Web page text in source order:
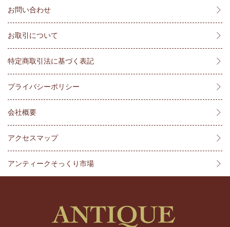
お問い合わせ
お取引について
特定商取引法に基づく表記
プライバシーポリシー
会社概要
アクセスマップ
アンティークそっくり市場